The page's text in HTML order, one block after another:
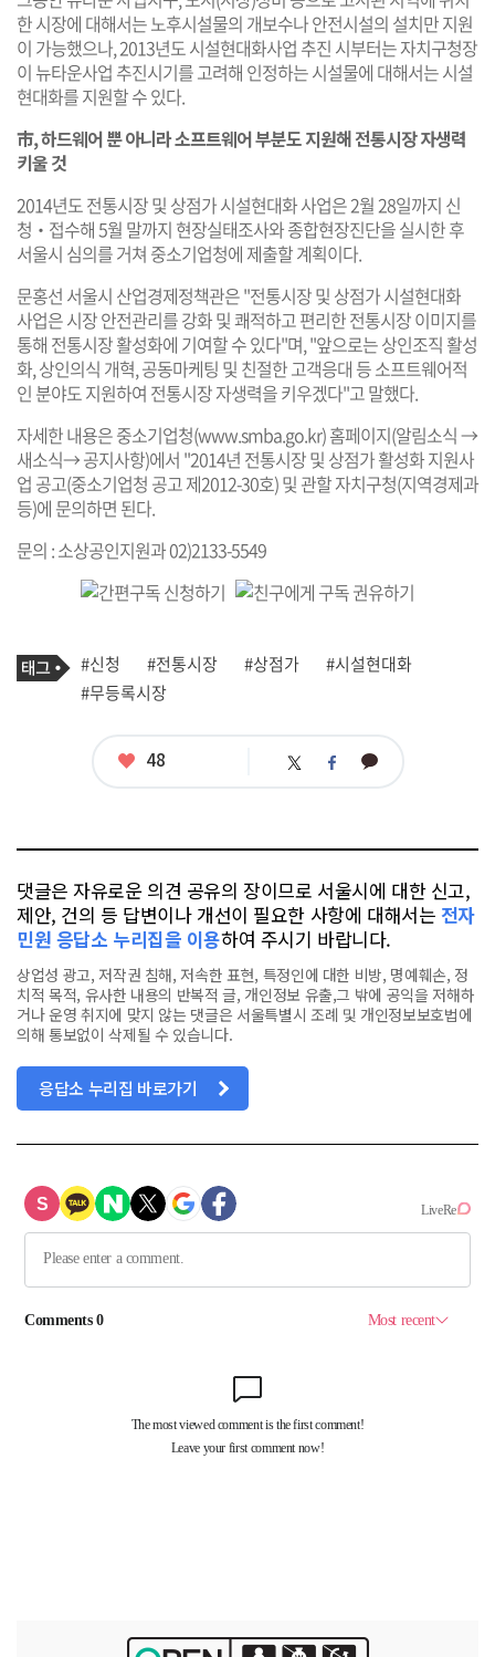
한 시장에 대해서는 노후시설물의 개보수나 안전시설의 설치만 지원
이 가능했으나, 2013년도 시설현대화사업 추진 시부터는 자치구청장
이 뉴타운사업 추진시기를 고려해 인정하는 시설물에 대해서는 시설
현대화를 지원할 수 있다.
市, 하드웨어 뿐 아니라 소프트웨어 부분도 지원해 전통시장 자생력
키울 것
2014년도 전통시장 및 상점가 시설현대화 사업은 2월 28일까지 신
청‧접수해 5월 말까지 현장실태조사와 종합현장진단을 실시한 후
서울시 심의를 거쳐 중소기업청에 제출할 계획이다.
문홍선 서울시 산업경제정책관은 "전통시장 및 상점가 시설현대화
사업은 시장 안전관리를 강화 및 쾌적하고 편리한 전통시장 이미지를
통해 전통시장 활성화에 기여할 수 있다"며, "앞으로는 상인조직 활성
화, 상인의식 개혁, 공동마케팅 및 친절한 고객응대 등 소프트웨어적
인 분야도 지원하여 전통시장 자생력을 키우겠다"고 말했다.
자세한 내용은 중소기업청(www.smba.go.kr) 홈페이지(알림소식 →
새소식→ 공지사항)에서 "2014년 전통시장 및 상점가 활성화 지원사
업 공고(중소기업청 공고 제2012-30호) 및 관할 자치구청(지역경제과
등)에 문의하면 된다.
문의 : 소상공인지원과 02)2133-5549
기
사
관
련
태
그
#신청 #전통시장 #상점가
#시설현대화
#무등록시장
좋
48 트 페 카
댓글은 자유로운 의견 공유의 장이므로 서울시에 대한 신고,
제안, 건의 등 답변이나 개선이 필요한 사항에 대해서는 전자
민원 응답소 누리집을 이용하여 주시기 바랍니다.
상업성 광고, 저작권 침해, 저속한 표현, 특정인에 대한 비방, 명예훼손, 정
치적 목적, 유사한 내용의 반복적 글, 개인정보 유출,그 밖에 공익을 저해하
거나 운영 취지에 맞지 않는 댓글은 서울특별시 조례 및 개인정보보호법에
의해 통보없이 삭제될 수 있습니다.
응답소 누리집 바로가기